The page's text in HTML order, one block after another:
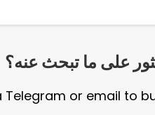
على ما تبحث عنه؟
or email to